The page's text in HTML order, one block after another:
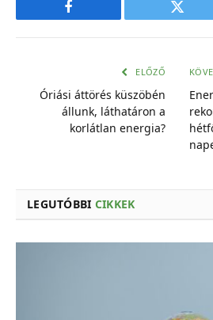
Facebook
ELŐZŐ
Óriási áttörés küszöbén
állunk, láthatáron a
korlátlan energia?
LEGUTÓBBI CIKKEK